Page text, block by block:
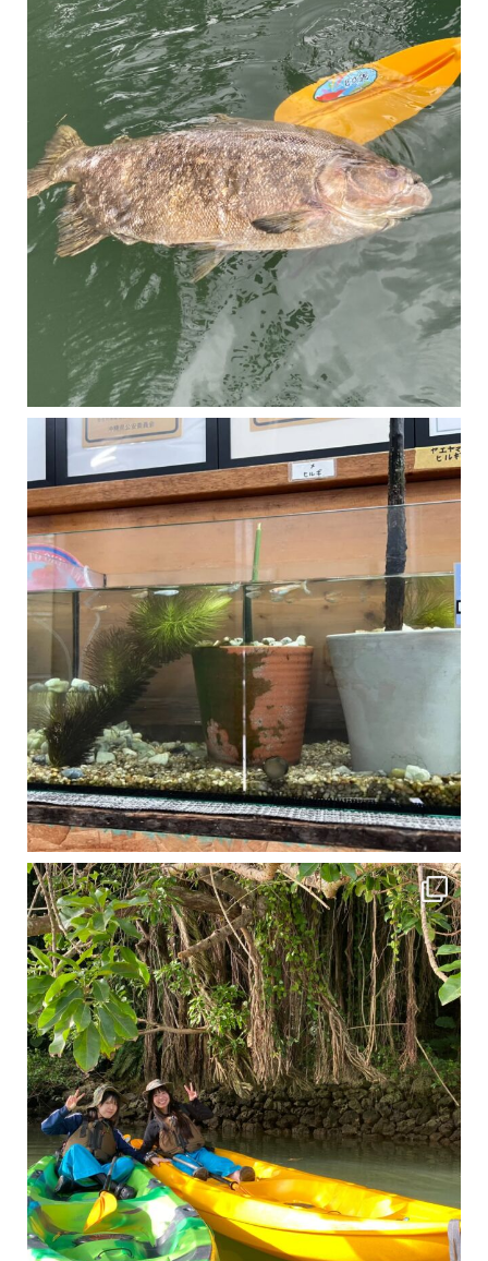
マングローブは汽水域に育つ植物です
1月は流石に沖縄も寒くなってきました
ですが、ご安心ください！ 無料貸し出しの防水